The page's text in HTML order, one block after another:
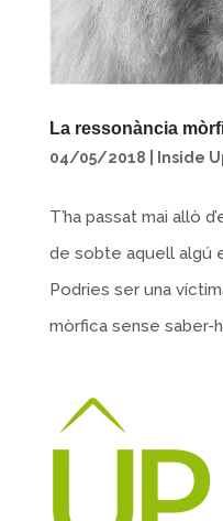
La ressonància
04/05/2018 Inside
T’ha passat mai allò
de sobte aquell algú
Podries ser una
mòrfica sense saber-